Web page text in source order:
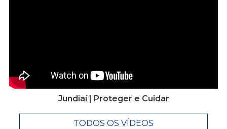
Jundiaí | Proteger e Cuidar
TODOS OS VÍDEOS